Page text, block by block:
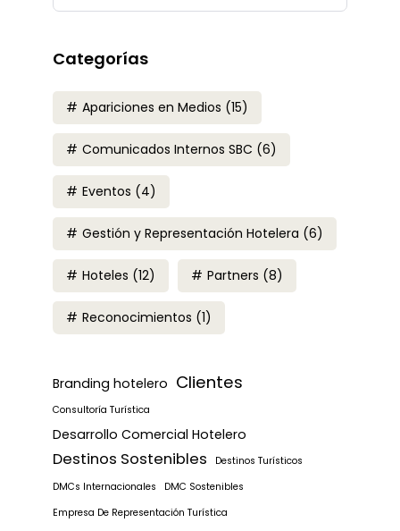
Categorías
Apariciones en Medios (15)
Comunicados Internos SBC (6)
Eventos (4)
Gestión y Representación Hotelera (6)
Hoteles (12) Partners (8)
Reconocimientos (1)
Branding hotelero Clientes
Consultoría Turística
Desarrollo Comercial Hotelero
Destinos Sostenibles
Destinos Turísticos
DMCs Internacionales
DMC Sostenibles
Empresa De Representación Turística